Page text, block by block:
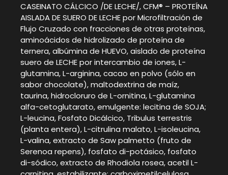
CASEINATO CÁLCICO /DE LECHE/, CFM® – PROTEÍNA
AISLADA DE SUERO DE LECHE por Microfiltración de
Flujo Cruzado con fracciones de otras proteínas,
aminoácidos de hidrolizado de proteína de
ternera, albúmina de HUEVO, aislado de proteína
suero de LECHE por intercambio de iones, L-
glutamina, L-arginina, cacao en polvo (sólo en
sabor chocolate), maltodextrina de maíz,
taurina, hidrocloruro de L-ornitina, L-glutamina
alfa-cetoglutarato, emulgente: lecitina de SOJA;
L-leucina, Fosfato Dicálcico, Tribulus terrestris
(planta entera), L-citrulina malato, L-isoleucina,
L-valina, extracto de Saw palmetto (fruto de
Serenoa repens), fosfato di-potásico, fosfato
di-sódico, extracto de Rhodiola rosea, acetil L-